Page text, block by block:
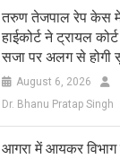
तरुण तेजपाल रेप केस में
हाईकोर्ट ने ट्रायल
सजा पर अलग से होगी
August 6, 2026
Dr. Bhanu Pratap Singh
आगरा में आयकर विभाग